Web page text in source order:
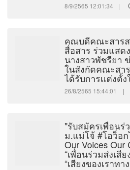
8/9/2565 12:01:34 |
คณบดีคณะสารส
สื่อสาร ร่วมแสด
นางสาวพัชรียา
ในสังกัดคณะสา
ได้รับการแต่งตั้
26/8/2565 15:44:01 |
"รับสมัครเพื่อนร่
ม.แม่โจ้ #โอว็อ
Our Voices
“เพื่อนร่วมส่งเสี
“เสียงของเราทา